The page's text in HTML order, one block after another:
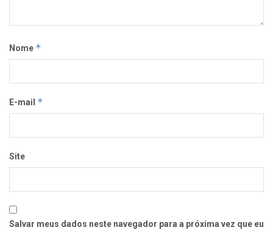
Nome *
E-mail *
Site
Salvar meus dados neste navegador para a próxima vez que eu